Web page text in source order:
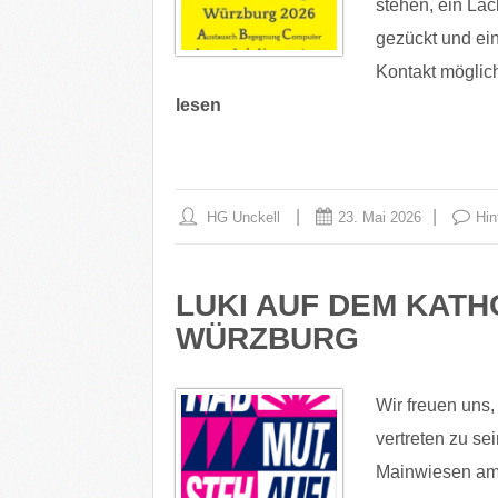
stehen, ein
gezückt und
Kontakt
lesen
HG Unckell 23. Mai 2026
LUKI AUF DEM
WÜRZBURG
Wir freuen
vertreten zu
Mainwiesen